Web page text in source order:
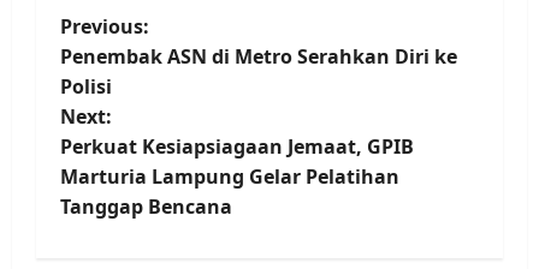
P
o
s
t
Previous:
Penembak ASN di Metro Serahkan Diri ke
Polisi
Next:
Perkuat Kesiapsiagaan Jemaat, GPIB
Marturia Lampung Gelar Pelatihan
Tanggap Bencana